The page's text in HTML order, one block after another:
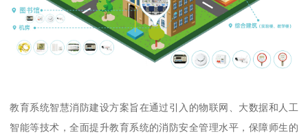
教育系统智慧消防建设方案旨在通过引入的物联网、大数据和人工
智能等技术，全面提升教育系统的消防安全管理水平，保障师生的